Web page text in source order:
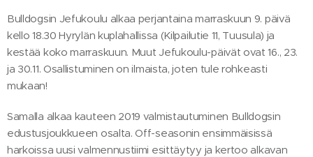
Bulldogsin Jefukoulu alkaa perjantaina marraskuun 9. päivä
kello 18.30 Hyrylän kuplahallissa (Kilpailutie 11, Tuusula) ja
kestää koko marraskuun. Muut Jefukoulu-päivät ovat 16., 23.
ja 30.11. Osallistuminen on ilmaista, joten tule rohkeasti
mukaan!
Samalla alkaa kauteen 2019 valmistautuminen Bulldogsin
edustusjoukkueen osalta. Off-seasonin ensimmäisissä
harkoissa uusi valmennustiimi esittäytyy ja kertoo alkavan